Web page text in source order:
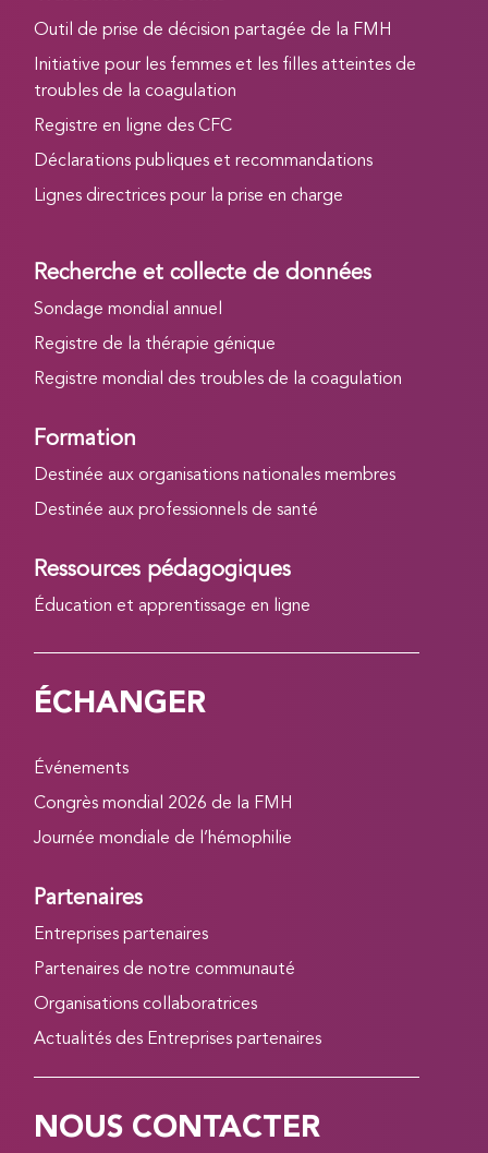
Outil de prise de décision partagée de la FMH
Initiative pour les femmes et les filles atteintes de
troubles de la coagulation
Registre en ligne des CFC
Déclarations publiques et recommandations
Lignes directrices pour la prise en charge
Recherche et collecte de données
Sondage mondial annuel
Registre de la thérapie génique
Registre mondial des troubles de la coagulation
Formation
Destinée aux organisations nationales membres
Destinée aux professionnels de santé
Ressources pédagogiques
Éducation et apprentissage en ligne
ÉCHANGER
Événements
Congrès mondial 2026 de la FMH
Journée mondiale de l’hémophilie
Partenaires
Entreprises partenaires
Partenaires de notre communauté
Organisations collaboratrices
Actualités des Entreprises partenaires
NOUS CONTACTER